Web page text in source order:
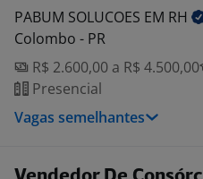
PABUM SOLUCOES EM RH
Colombo - PR
R$ 2.600,00 a R$ 4.500,00
Presencial
Vagas semelhantes